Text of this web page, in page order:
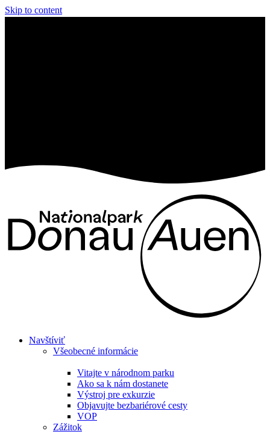
Skip to content
Navštíviť
Všeobecné informácie
Vitajte v národnom parku
Ako sa k nám dostanete
Výstroj pre exkurzie
Objavujte bezbariérové cesty
VOP
Zážitok